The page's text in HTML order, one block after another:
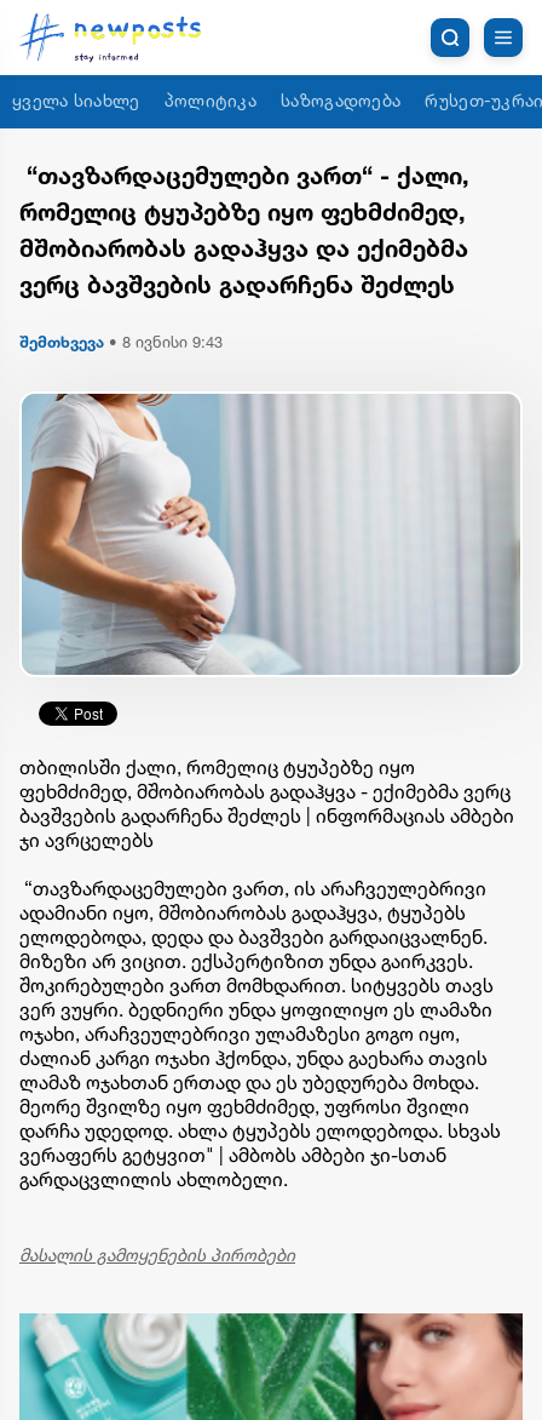
ყველა სიახლე პოლიტიკა საზოგადოება რუსეთ-
“თავზარდაცემულები ვართ“ - ქალი,
რომელიც ტყუპებზე იყო ფეხმძიმედ,
მშობიარობას გადაჰყვა და ექიმებმა
ვერც ბავშვების გადარჩენა შეძლეს
შემთხვევა • 8 ივნისი 9:43
თბილისში ქალი, რომელიც ტყუპებზე იყო
ფეხმძიმედ, მშობიარობას გადაჰყვა - ექიმებმა ვერც
ბავშვების გადარჩენა შეძლეს | ინფორმაციას ამბები
ჯი ავრცელებს
“თავზარდაცემულები ვართ, ის არაჩვეულებრივი
ადამიანი იყო, მშობიარობას გადაჰყვა, ტყუპებს
ელოდებოდა, დედა და ბავშვები გარდაიცვალნენ.
მიზეზი არ ვიცით. ექსპერტიზით უნდა გაირკვეს.
შოკირებულები ვართ მომხდარით. სიტყვებს თავს
ვერ ვუყრი. ბედნიერი უნდა ყოფილიყო ეს ლამაზი
ოჯახი, არაჩვეულებრივი ულამაზესი გოგო იყო,
ძალიან კარგი ოჯახი ჰქონდა, უნდა გაეხარა თავის
ლამაზ ოჯახთან ერთად და ეს უბედურება მოხდა.
მეორე შვილზე იყო ფეხმძიმედ, უფროსი შვილი
დარჩა უდედოდ. ახლა ტყუპებს ელოდებოდა. სხვას
ვერაფერს გეტყვით" | ამბობს ამბები ჯი-სთან
გარდაცვლილის ახლობელი.
მასალის გამოყენების პირობები